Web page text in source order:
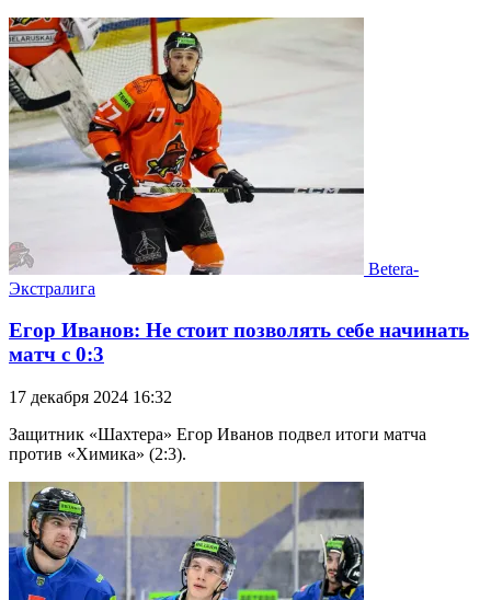
Betera-
Экстралига
Егор Иванов: Не стоит позволять себе начинать
матч с 0:3
17 декабря 2024 16:32
Защитник «Шахтера» Егор Иванов подвел итоги матча
против «Химика» (2:3).